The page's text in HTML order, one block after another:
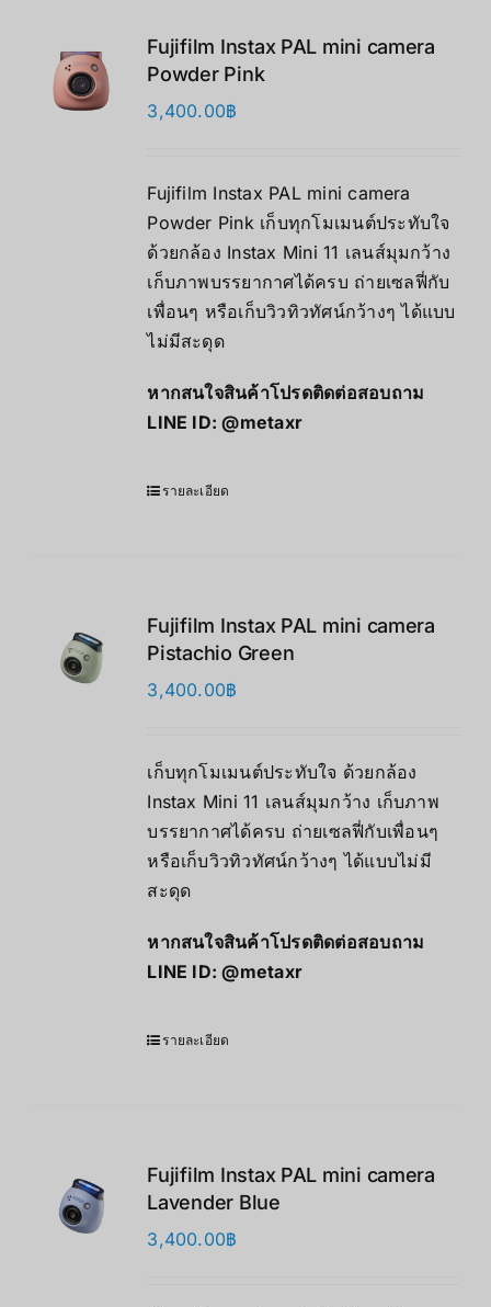
Fujifilm Instax PAL mini camera
Powder Pink
3,400.00฿
Fujifilm Instax PAL mini camera
Powder Pink เก็บทุกโมเมนต์ประทับใจ
ด้วยกล้อง Instax Mini 11 เลนส์มุมกว้าง
เก็บภาพบรรยากาศได้ครบ ถ่ายเซลฟี่กับ
เพื่อนๆ หรือเก็บวิวทิวทัศน์กว้างๆ ได้แบบ
ไม่มีสะดุด
หากสนใจสินค้าโปรดติดต่อสอบถาม
LINE ID:@metaxr
รายละเอียด
Fujifilm Instax PAL mini camera
Pistachio Green
3,400.00฿
เก็บทุกโมเมนต์ประทับใจ ด้วยกล้อง
Instax Mini 11 เลนส์มุมกว้าง เก็บภาพ
บรรยากาศได้ครบ ถ่ายเซลฟี่กับเพื่อนๆ
หรือเก็บวิวทิวทัศน์กว้างๆ ได้แบบไม่มี
สะดุด
หากสนใจสินค้าโปรดติดต่อสอบถาม
LINE ID:@metaxr
รายละเอียด
Fujifilm Instax PAL mini camera
Lavender Blue
3,400.00฿